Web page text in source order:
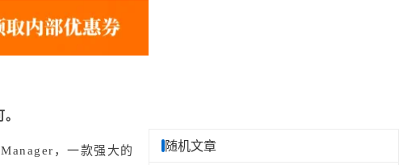
，一款强大的
随机文章